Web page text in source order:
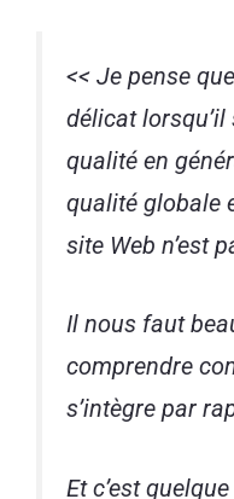
<< Je pense
délicat lorsqu’il
qualité en
qualité globale
site Web n’est
Il nous faut
comprendre
s’intègre par
Et c’est